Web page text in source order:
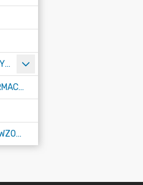
INFORMACJE DOTYCZĄCE BIULETYNU INFORMACJI PUBLICZNEJ
PONOWNE WYKORZYSTANIE INFORMACJI PUBLICZNEJ
SPOSOBY ZAŁATWIANIA SPRAW I WZORY WNIOSKÓW